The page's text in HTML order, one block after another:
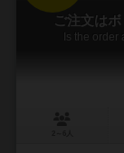
ご注文は
Is the order